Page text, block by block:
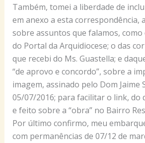
Também, tomei a liberdade de
em anexo a esta correspondência,
sobre assuntos que falamos, como
do Portal da Arquidiocese; o das
que recebi do Ms. Guastella; e
“de aprovo e concordo”, sobre a
imagem, assinado pelo Dom Jaime
05/07/2016; para facilitar o link, do
e feito sobre a “obra” no Bairro
Por último confirmo, meu
com permanências de 07/12 de